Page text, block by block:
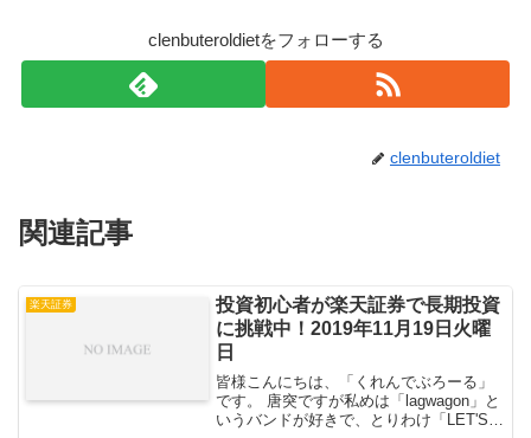
clenbuteroldietをフォローする
clenbuteroldiet
関連記事
楽天証券
投資初心者が楽天証券で長期投資
に挑戦中！2019年11月19日火曜
日
皆様こんにちは、「くれんでぶろーる」
です。 唐突ですが私めは「lagwagon」と
いうバンドが好きで、とりわけ「LET'S